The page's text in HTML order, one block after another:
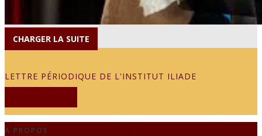
CHARGER LA SUITE
LETTRE PÉRIODIQUE DE L'INSTITUT ILIADE
À PROPOS